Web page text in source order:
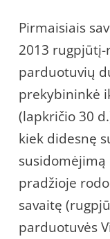
Pirmaisiais
2013
parduotuvių
prekybininkė
(lapkričio 30
kiek didesnę
pradžioje
savaitę
parduotuvės